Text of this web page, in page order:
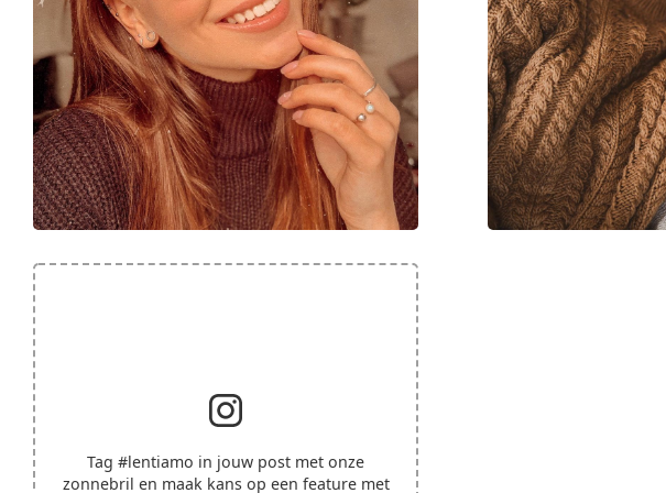
Tag #lentiamo in jouw post met onze
zonnebril en maak kans op een feature met